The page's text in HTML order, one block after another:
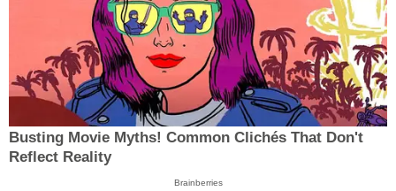
Busting Movie Myths! Common Clichés That Don't
Reflect Reality
Brainberries